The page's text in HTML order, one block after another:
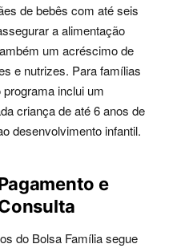
de bebês com até seis
a alimentação
um acréscimo de
e nutrizes. Para famílias
inclui um
criança de até 6 anos de
desenvolvimento infantil.
e
do Bolsa Família segue